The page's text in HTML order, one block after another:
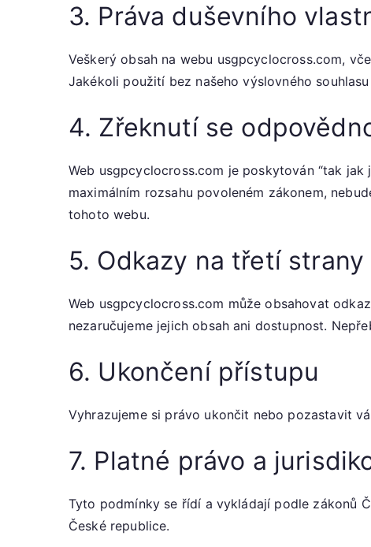
3. Práva duševního
Veškerý obsah na webu usgpcyclocross.com,
Jakékoli použití bez našeho výslovného
4. Zřeknutí se
Web usgpcyclocross.com je poskytován “tak
maximálním rozsahu povoleném zákonem,
tohoto webu.
5. Odkazy na třetí strany
Web usgpcyclocross.com může obsahovat
nezaručujeme jejich obsah ani dostupnost.
6. Ukončení přístupu
Vyhrazujeme si právo ukončit nebo pozastavit
7. Platné právo a
Tyto podmínky se řídí a vykládají podle zákonů
České republice.